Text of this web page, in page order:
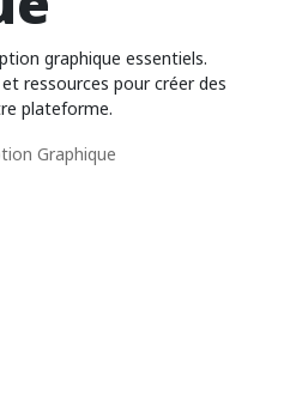
graphique essentiels.
ressources pour créer des
plateforme.
Graphique